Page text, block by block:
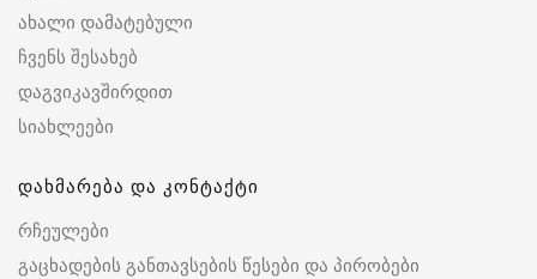
ახალი დამატებული
ჩვენს შესახებ
დაგვიკავშირდით
სიახლეები
დახმარება და კონტაქტი
რჩეულები
გაცხადების განთავსების წესები და პირობები